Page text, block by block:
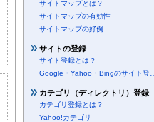
サイトマップとは？
サイトマップの有効性
サイトマップの好例
サイトの登録
サイト登録とは？
Google・Yahoo・Bingのサイト登…
カテゴリ（ディレクトリ）登録
カテゴリ登録とは？
Yahoo!カテゴリ